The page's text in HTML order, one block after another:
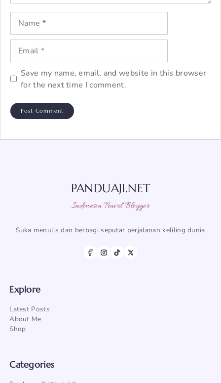
Name
Email
Save my name, email, and website in this browser
for the next time I comment.
PANDUAJI.NET
Indonesia Travel Blogger
Suka menulis dan berbagi seputar perjalanan keliling dunia
Explore
Latest Posts
About Me
Shop
Categories